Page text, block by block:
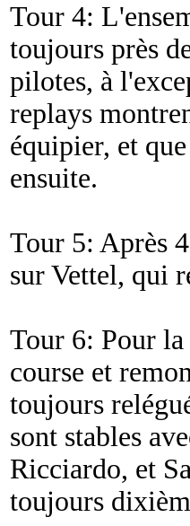
Tour 4:
toujours près
pilotes, à
replays
équipier, et
ensuite.
Tour 5: Après
sur Vettel, qui
Tour 6: Pour
course et
toujours
sont stables
Ricciardo, et
toujours